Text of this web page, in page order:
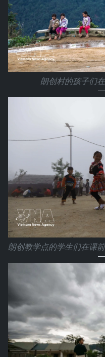
朗创村的孩子们
朗创教学点的学生们在课